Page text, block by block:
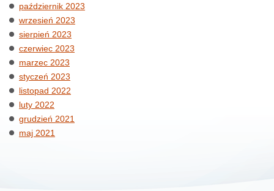
październik 2023
wrzesień 2023
sierpień 2023
czerwiec 2023
marzec 2023
styczeń 2023
listopad 2022
luty 2022
grudzień 2021
maj 2021